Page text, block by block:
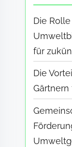
Die
für
Die